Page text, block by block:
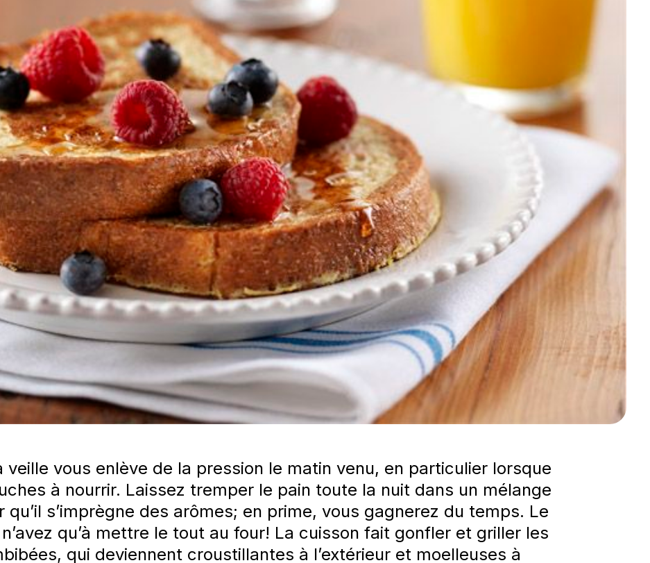
veille vous enlève de la pression le matin venu, en particulier lorsque
à nourrir. Laissez tremper le pain toute la nuit dans un mélange
s’imprègne des arômes; en prime, vous gagnerez du temps. Le
qu’à mettre le tout au four! La cuisson fait gonfler et griller les
qui deviennent croustillantes à l’extérieur et moelleuses à